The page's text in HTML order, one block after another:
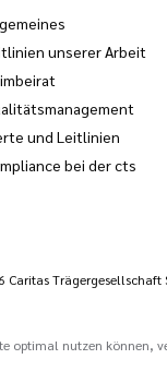
unserer Arbeit
und Leitlinien
bei der cts
Caritas Trägergesellschaft
optimal nutzen können,